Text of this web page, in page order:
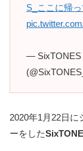
S_ここに帰
— SixTONES
2020年1月22日に
ーをした